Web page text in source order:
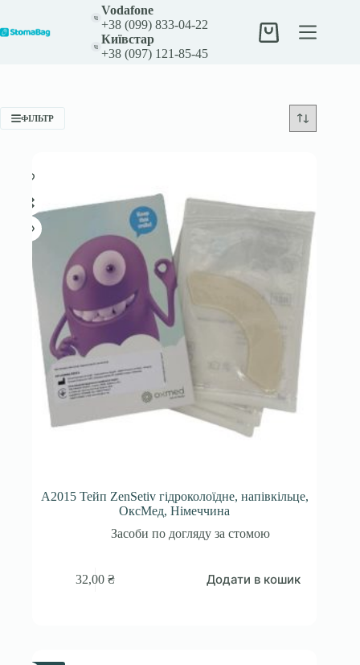
вмісту
Vodafone
+38 (099) 833-04-22
Київстар
+38 (097) 121-85-45
Кошик
ФІЛЬТР
A2015 Тейп ZenSetiv гідроколоїдне, напівкільце,
ОксМед, Німеччина
Засоби по догляду за стомою
32,00₴ Додати в кошик